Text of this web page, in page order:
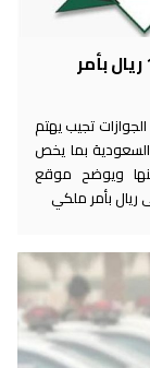
هل تم تخفيض رسوم المرافقين إلى 100 ريال بأمر
تجيب يهتم
السعودية بما يخص
ويوضح موقع
ريال بأمر ملكي